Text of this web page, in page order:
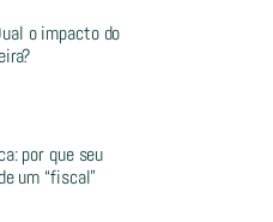
o impacto do
por que seu
um “fiscal”